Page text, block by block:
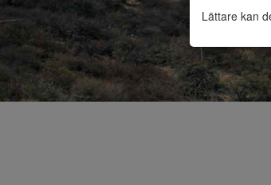
Lättare kan